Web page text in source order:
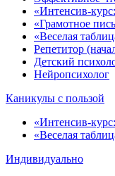
«Интенсив-
«Грамотное
«Веселая
Репетитор
Детский
Нейропсихолог
Каникулы с пользой
«Интенсив-
«Веселая
Индивидуально